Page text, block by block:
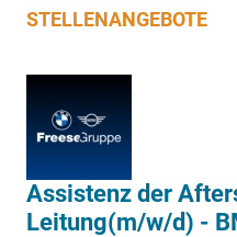
STELLENANGEBOTE
Assistenz der
Leitung(m/w/d) -